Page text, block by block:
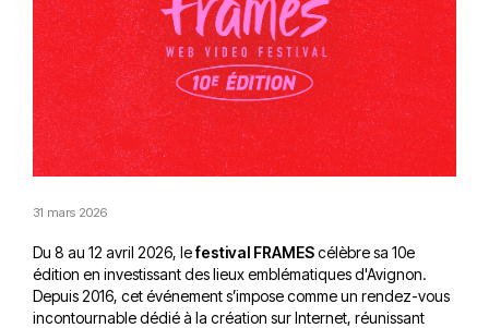
31 mars 2026
Du 8 au 12 avril 2026, lefestival FRAMEScélèbre sa 10e
édition en investissant des lieux emblématiques d'Avignon.
Depuis 2016, cet événement s’impose comme un rendez-vous
incontournable dédié à la création sur Internet, réunissant